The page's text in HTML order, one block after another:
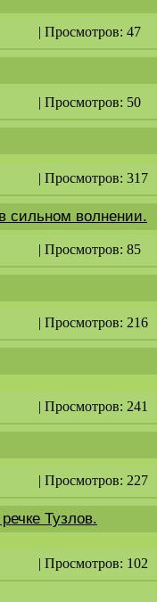
| Просмотров: 47
| Просмотров: 50
| Просмотров: 317
сильном волнении.
| Просмотров: 85
| Просмотров: 216
| Просмотров: 241
| Просмотров: 227
Тузлов.
| Просмотров: 102